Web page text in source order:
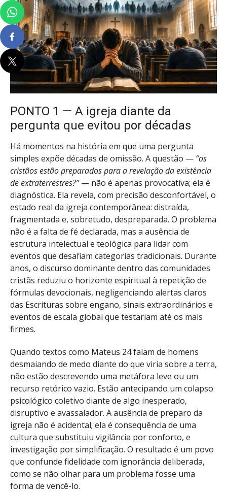
PONTO 1 — A igreja diante da
pergunta que evitou por décadas
Há momentos na história em que uma pergunta
simples expõe décadas de omissão. A questão — “os
cristãos estão preparados para a revelação da existência
de extraterrestres?”— não é apenas provocativa; ela é
diagnóstica. Ela revela, com precisão desconfortável, o
estado real da igreja contemporânea: distraída,
fragmentada e, sobretudo, despreparada. O problema
não é a falta de fé declarada, mas a ausência de
estrutura intelectual e teológica para lidar com
eventos que desafiam categorias tradicionais. Durante
anos, o discurso dominante dentro das comunidades
cristãs reduziu o horizonte espiritual à repetição de
fórmulas devocionais, negligenciando alertas claros
das Escrituras sobre engano, sinais extraordinários e
eventos de escala global que testariam até os mais
firmes.
Quando textos como Mateus 24 falam de homens
desmaiando de medo diante do que viria sobre a terra,
não estão descrevendo uma metáfora leve ou um
recurso retórico vazio. Estão antecipando um colapso
psicológico coletivo diante de algo inesperado,
disruptivo e avassalador. A ausência de preparo da
igreja não é acidental; ela é consequência de uma
cultura que substituiu vigilância por conforto, e
investigação por simplificação. O resultado é um povo
que confunde fidelidade com ignorância deliberada,
como se não olhar para um problema fosse uma
forma de vencê-lo.